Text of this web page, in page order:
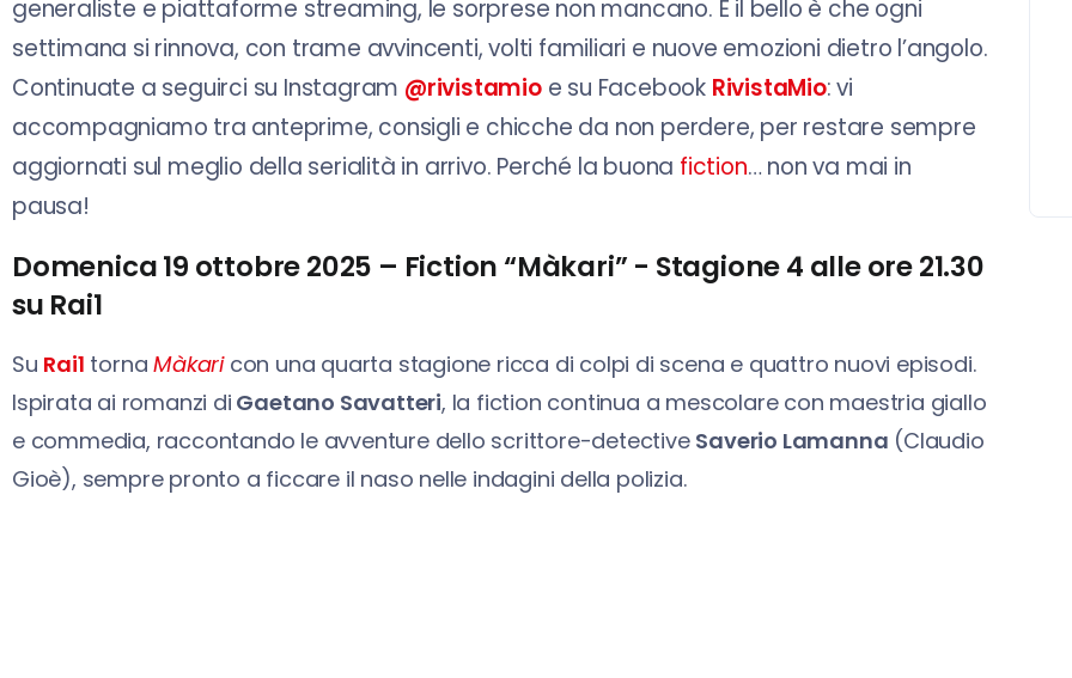
generaliste e piattaforme streaming, le sorprese non mancano. E il bello è che ogni
settimana si rinnova, con trame avvincenti, volti familiari e nuove emozioni dietro l’angolo.
Continuate a seguirci su Instagram @rivistamioe su Facebook RivistaMio: vi
accompagniamo tra anteprime, consigli e chicche da non perdere, per restare sempre
aggiornati sul meglio della serialità in arrivo. Perché la buona fiction… non va mai in
pausa!
Domenica 19 ottobre 2025 – Fiction “Màkari” - Stagione 4 alle ore 21.30
su Rai1
Su Rai1 tornaMàkaricon una quarta stagione ricca di colpi di scena e quattro nuovi episodi.
Ispirata ai romanzi di Gaetano Savatteri, la fiction continua a mescolare con maestria giallo
e commedia, raccontando le avventure dello scrittore-detective Saverio Lamanna (Claudio
Gioè), sempre pronto a ficcare il naso nelle indagini della polizia.